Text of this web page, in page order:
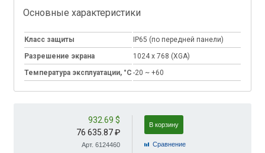
Основные характеристики
Класс защиты
IP65 (по передней панели)
Разрешение экрана
1024 x 768 (XGA)
Температура эксплуатации, °C -20 ~ +60
932.69 $
76 635.87 ₽
Арт. 6124460
В корзину
Cравнение